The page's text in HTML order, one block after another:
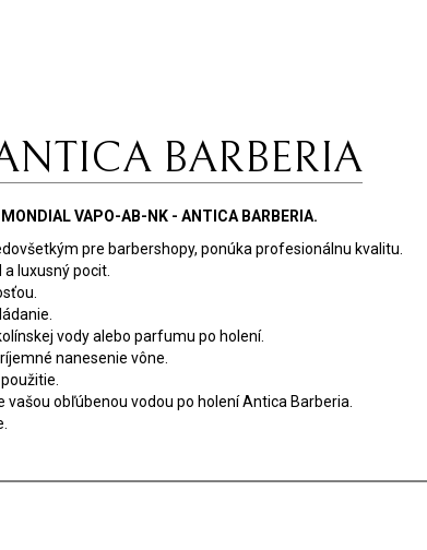
BARBERIA
VAPO-AB-NK - ANTICA BARBERIA.
pre barbershopy, ponúka profesionálnu kvalitu.
luxusný pocit.
vody alebo parfumu po holení.
nanesenie vône.
obľúbenou vodou po holení Antica Barberia.